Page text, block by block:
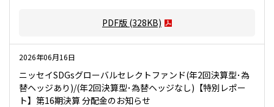
PDF版 (328KB)
2026年06月16日
ニッセイSDGsグローバルセレクトファンド(年2回決算型･為
替ヘッジあり)/(年2回決算型･為替ヘッジなし)【特別レポー
ト】第16期決算 分配金のお知らせ